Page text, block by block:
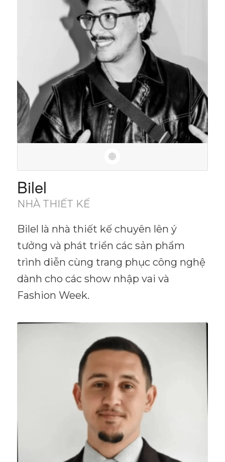
Bilel
NHÀ THIẾT KẾ
Bilel là nhà thiết kế chuyên lên ý
tưởng và phát triển các sản phẩm
trình diễn cùng trang phục công nghệ
dành cho các show nhập vai và
Fashion Week.